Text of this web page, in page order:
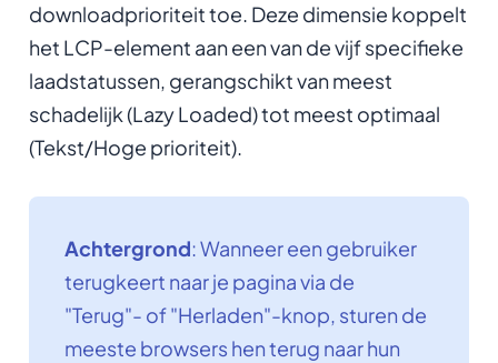
downloadprioriteit toe. Deze dimensie koppelt
het LCP-element aan een van de vijf specifieke
laadstatussen, gerangschikt van meest
schadelijk (Lazy Loaded) tot meest optimaal
(Tekst/Hoge prioriteit).
Achtergrond: Wanneer een gebruiker
terugkeert naar je pagina via de
"Terug"- of "Herladen"-knop, sturen de
meeste browsers hen terug naar hun